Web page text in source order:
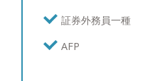
証券外務員一種
AFP